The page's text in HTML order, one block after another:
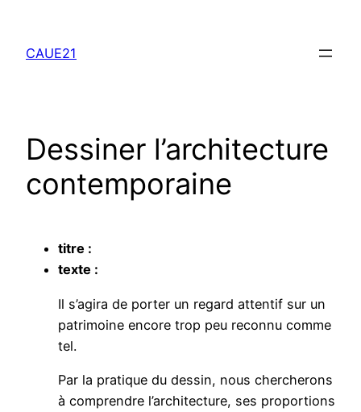
contenu
CAUE21
Dessiner l’architecture
contemporaine
titre :
texte :
Il s’agira de porter un regard attentif sur un
patrimoine encore trop peu reconnu comme
tel.
Par la pratique du dessin, nous chercherons
à comprendre l’architecture, ses proportions